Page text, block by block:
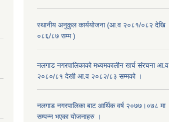
स्थानीय अनुकुल कार्ययोजना (आ.व २०८१/०८२ देखि
०८६/८७ सम्म )
नलगाड नगरपालिकाको मध्यमकालीन खर्च संरचना आ.व
२०८०/८१ देखी आ.व २०८२/८३ सम्मको ।
नलगाड नगरपालिका बाट आर्थिक वर्ष २०७७।०७८ मा
सम्पन्न भएका योजनाहरु ।